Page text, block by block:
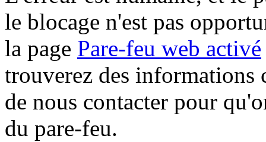
le blocage n'est pas
la page Pare-feu web activé
trouverez des informations
de nous contacter pour
du pare-feu.